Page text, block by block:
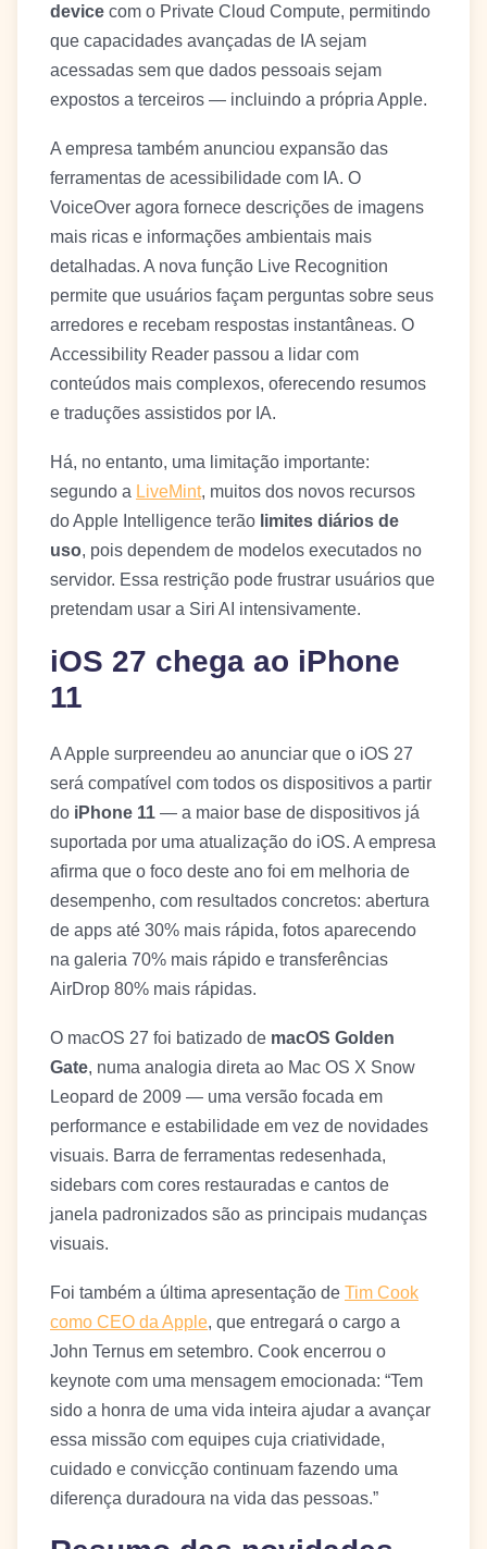
device com o Private Cloud Compute, permitindo
que capacidades avançadas de IA sejam
acessadas sem que dados pessoais sejam
expostos a terceiros — incluindo a própria Apple.
A empresa também anunciou expansão das
ferramentas de acessibilidade com IA. O
VoiceOver agora fornece descrições de imagens
mais ricas e informações ambientais mais
detalhadas. A nova função Live Recognition
permite que usuários façam perguntas sobre seus
arredores e recebam respostas instantâneas. O
Accessibility Reader passou a lidar com
conteúdos mais complexos, oferecendo resumos
e traduções assistidos por IA.
Há, no entanto, uma limitação importante:
segundo a LiveMint, muitos dos novos recursos
do Apple Intelligence terão limites diários de
uso, pois dependem de modelos executados no
servidor. Essa restrição pode frustrar usuários que
pretendam usar a Siri AI intensivamente.
iOS 27 chega ao iPhone
11
A Apple surpreendeu ao anunciar que o iOS 27
será compatível com todos os dispositivos a partir
do iPhone 11 — a maior base de dispositivos já
suportada por uma atualização do iOS. A empresa
afirma que o foco deste ano foi em melhoria de
desempenho, com resultados concretos: abertura
de apps até 30% mais rápida, fotos aparecendo
na galeria 70% mais rápido e transferências
AirDrop 80% mais rápidas.
O macOS 27 foi batizado de macOS Golden
Gate, numa analogia direta ao Mac OS X Snow
Leopard de 2009 — uma versão focada em
performance e estabilidade em vez de novidades
visuais. Barra de ferramentas redesenhada,
sidebars com cores restauradas e cantos de
janela padronizados são as principais mudanças
visuais.
Foi também a última apresentação de Tim Cook
como CEO da Apple, que entregará o cargo a
John Ternus em setembro. Cook encerrou o
keynote com uma mensagem emocionada: “Tem
sido a honra de uma vida inteira ajudar a avançar
essa missão com equipes cuja criatividade,
cuidado e convicção continuam fazendo uma
diferença duradoura na vida das pessoas.”